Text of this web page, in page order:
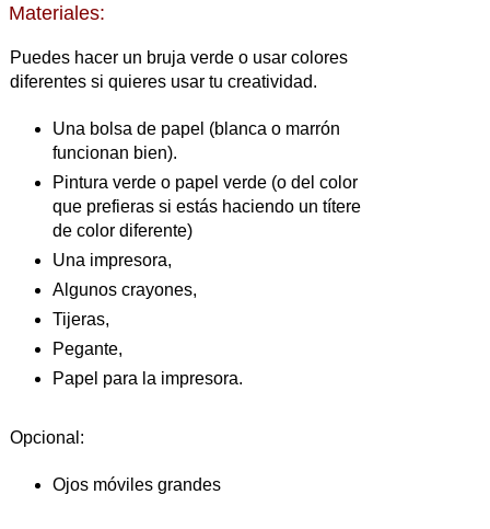
Materiales:
Puedes hacer un bruja verde o usar colores
diferentes si quieres usar tu creatividad.
Una bolsa de papel (blanca o marrón
funcionan bien).
Pintura verde o papel verde (o del color
que prefieras si estás haciendo un títere
de color diferente)
Una impresora,
Algunos crayones,
Tijeras,
Pegante,
Papel para la impresora.
Opcional:
Ojos móviles grandes